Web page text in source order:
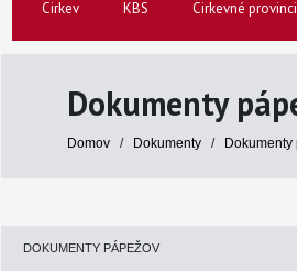
Cirkev KBS Cirkevné
Dokumenty
Domov / Dokumenty /
DOKUMENTY PÁPEŽOV